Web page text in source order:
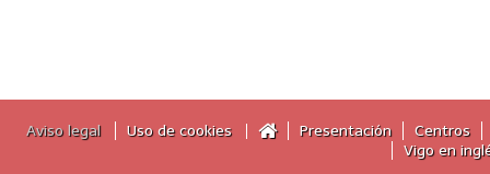
Aviso legal Uso de cookies Presentación
Centros
Vigo en